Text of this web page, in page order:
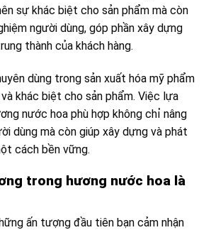
sự khác biệt cho sản phẩm mà còn
người dùng, góp phần xây dựng
thành của khách hàng.
dùng trong sản xuất hóa mỹ phẩm
khác biệt cho sản phẩm. Việc lựa
nước hoa phù hợp không chỉ nâng
dùng mà còn giúp xây dựng và phát
cách bền vững.
trong hương nước hoa là
ấn tượng đầu tiên bạn cảm nhận